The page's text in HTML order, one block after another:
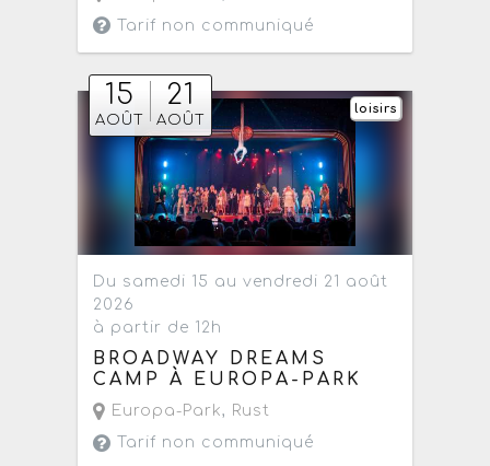
Tarif non communiqué
15
AOÛT
21
AOÛT
loisirs
Du samedi 15 au vendredi 21 août
2026
à partir de 12h
BROADWAY DREAMS
CAMP À EUROPA-PARK
Europa-Park, Rust
Tarif non communiqué